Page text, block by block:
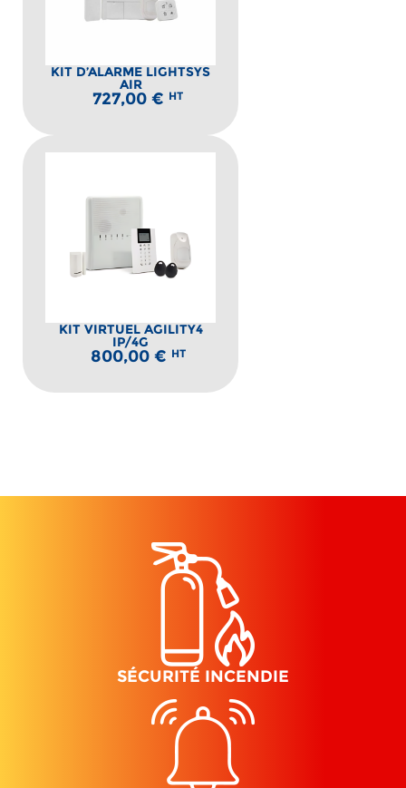
KIT D’ALARME LIGHTSYS
AIR
727,00 € HT
KIT VIRTUEL AGILITY4
IP/4G
800,00 € HT
SÉCURITÉ INCENDIE